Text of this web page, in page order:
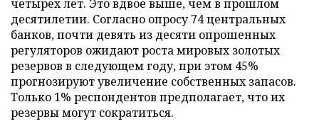
четырех лет. Это вдвое выше, чем в прошлом
десятилетии. Согласно опросу 74 центральных
банков, почти девять из десяти опрошенных
регуляторов ожидают роста мировых золотых
резервов в следующем году, при этом 45%
прогнозируют увеличение собственных запасов.
Только 1% респондентов предполагает, что их
резервы могут сократиться.